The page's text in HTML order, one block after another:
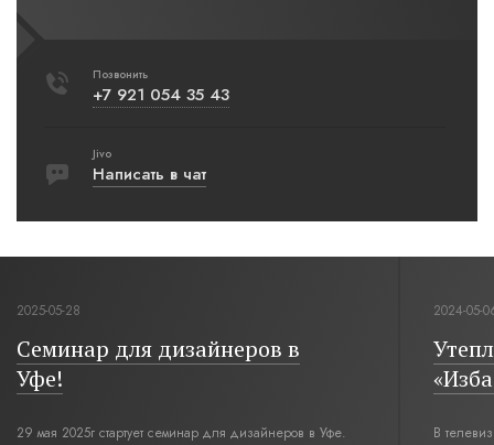
Позвонить
+7 921 054 35 43
Jivo
Написать в чат
2025-05-28
Семинар для дизайнеров в
Уфе!
29 мая 2025г стартует семинар для дизайнеров в Уфе.
2024-05-
В